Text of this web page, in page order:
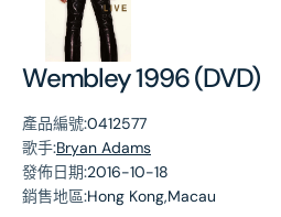
Wembley 1996 (DVD)
產品編號:0412577
歌手:Bryan Adams
發佈日期:2016-10-18
銷售地區:Hong Kong,Macau